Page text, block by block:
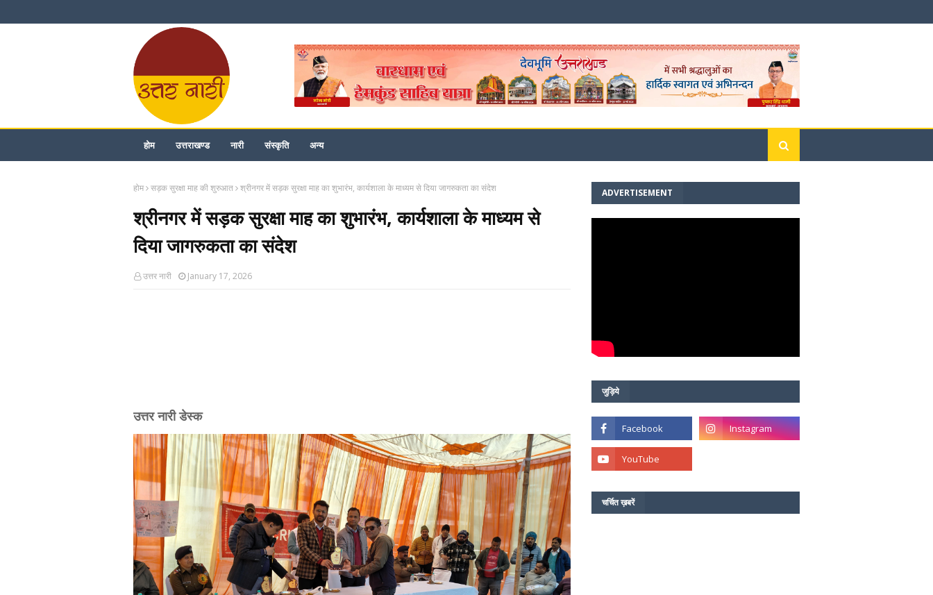
होम उत्तराखण्ड नारी संस्कृति अन्य
होम सड़क सुरक्षा माह की शुरुआत श्रीनगर में सड़क सुरक्षा माह का शुभारंभ, कार्यशाला के माध्यम से दिया जागरुकता का संदेश
श्रीनगर में सड़क सुरक्षा माह का शुभारंभ, कार्यशाला के माध्यम से
दिया जागरुकता का संदेश
उत्तर नारी January 17, 2026
उत्तर नारी डेस्क
ADVERTISEMENT
जुड़िये
चर्चित ख़बरें